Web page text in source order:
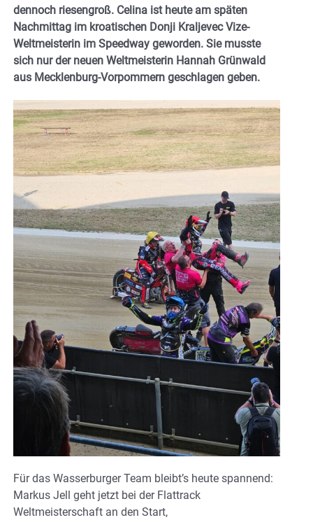
dennoch riesengroß. Celina ist heute am späten
Nachmittag im kroatischen Donji Kraljevec Vize-
Weltmeisterin im Speedway geworden. Sie musste
sich nur der neuen Weltmeisterin Hannah Grünwald
aus Mecklenburg-Vorpommern geschlagen geben.
Für das Wasserburger Team bleibt’s heute spannend:
Markus Jell geht jetzt bei der Flattrack
Weltmeisterschaft an den Start,